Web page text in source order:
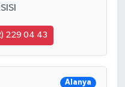
229 04 43
Alanya